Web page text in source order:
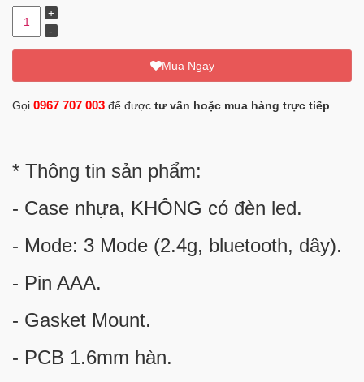
Mua Ngay
Gọi 0967 707 003 để được tư vấn hoặc mua hàng trực tiếp
* Thông tin sản phẩm:
- Case nhựa, KHÔNG có đèn led.
- Mode: 3 Mode (2.4g, bluetooth, dây).
- Pin AAA.
- Gasket Mount.
- PCB 1.6mm hàn.